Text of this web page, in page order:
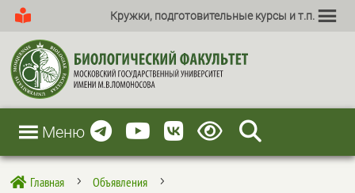
Кружки, подготовительные курсы и т.п.
Меню
 Главная 5 Объявления 5